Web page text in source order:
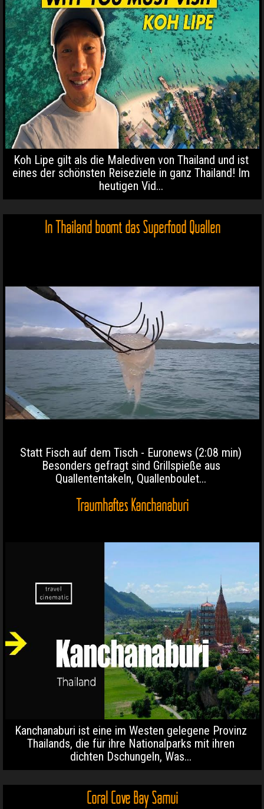
Koh Lipe gilt als die Malediven von Thailand und ist
eines der schönsten Reiseziele in ganz Thailand! Im
heutigen Vid...
In Thailand boomt das Superfood Quallen
Statt Fisch auf dem Tisch - Euronews (2:08 min)
Besonders gefragt sind Grillspieße aus
Quallententakeln, Quallenboulet...
Traumhaftes Kanchanaburi
Kanchanaburi ist eine im Westen gelegene Provinz
Thailands, die für ihre Nationalparks mit ihren
dichten Dschungeln, Was...
Coral Cove Bay Samui